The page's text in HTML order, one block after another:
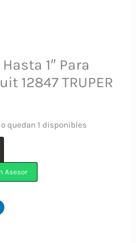
1″ Para
12847 TRUPER
quedan 1 disponibles
Asesor